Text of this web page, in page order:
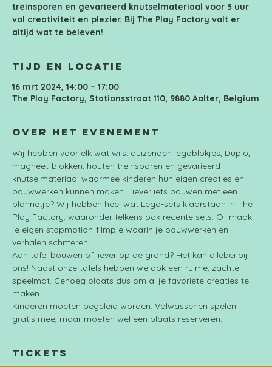
treinsporen en gevarieerd knutselmateriaal voor 3 uur
vol creativiteit en plezier. Bij The Play Factory valt er
altijd wat te beleven!
Tijd en locatie
16 mrt 2024, 14:00 – 17:00
The Play Factory, Stationsstraat 110, 9880 Aalter, Belgium
Over het evenement
Wij hebben voor elk wat wils: duizenden legoblokjes, Duplo,
magneet-blokken, houten treinsporen en gevarieerd
knutselmateriaal waarmee kinderen hun eigen creaties en
bouwwerken kunnen maken. Liever iets bouwen met een
plannetje? Wij hebben heel wat Lego-sets klaarstaan in The
Play Factory, waaronder telkens ook recente sets. Of maak
je eigen stopmotion-filmpje waarin je bouwwerken en
verhalen schitteren.
Aan tafel bouwen of liever op de grond? Het kan allebei bij
ons! Naast onze tafels hebben we ook een ruime, zachte
speelmat. Genoeg plaats dus om al je favoriete creaties te
maken.
Kinderen moeten begeleid worden. Volwassenen spelen
gratis mee, maar moeten wel een plaats reserveren.
Tickets